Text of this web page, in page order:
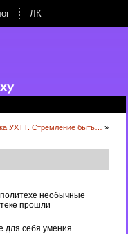
ЛК
УХТТ. Стремление быть… »
необычные
прошли
для себя умения.